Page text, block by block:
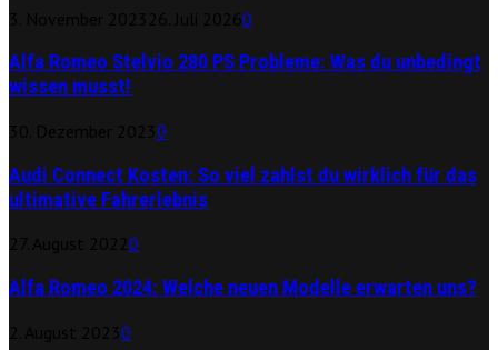
0
Alfa Romeo Stelvio 280 PS Probleme: Was du unbedingt
wissen musst!
0
Audi Connect Kosten: So viel zahlst du wirklich für das
ultimative Fahrerlebnis
0
Alfa Romeo 2024: Welche neuen Modelle erwarten uns?
0